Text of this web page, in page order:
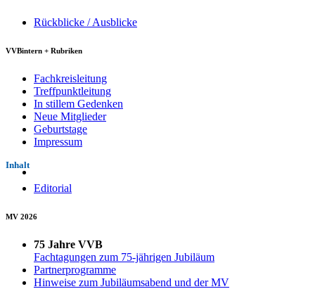
Rückblicke / Ausblicke
VVBintern + Rubriken
Fachkreisleitung
Treffpunktleitung
In stillem Gedenken
Neue Mitglieder
Geburtstage
Impressum
Inhalt
Editorial
MV 2026
75 Jahre VVB
Fachtagungen zum 75-jährigen Jubiläum
Partnerprogramme
Hinweise zum Jubiläumsabend und der MV